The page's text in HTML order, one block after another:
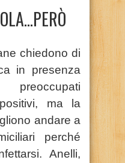
chiedono di
in presenza
ma la
andare a
perché
Anelli,